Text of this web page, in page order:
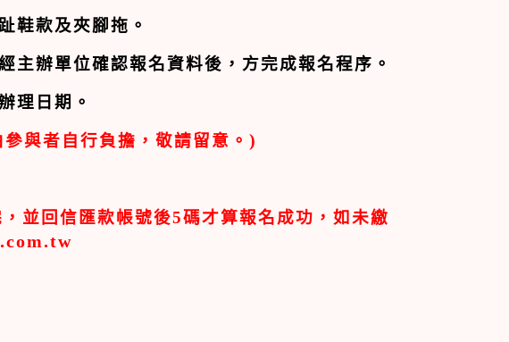
鞋款及夾腳拖。
主辦單位確認報名資料後，方完成報名程序。
理日期。
與者自行負擔，敬請留意。)
，並回信匯款帳號後5碼才算報名成功，如未繳